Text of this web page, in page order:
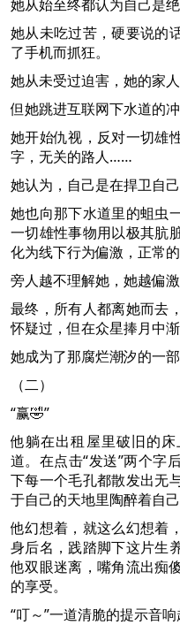
她从始至终都认为自己是绝
她从未吃过苦，硬要说的
了手机而抓狂。
她从未受过迫害，她的家人
但她跳进互联网下水道的冲
她开始仇视，反对一切雄
字，无关的路人……
她认为，自己是在捍卫自己
她也向那下水道里的蛆虫
一切雄性事物用以极其肮
化为线下行为偏激，正常
旁人越不理解她，她越偏激
最终，所有人都离她而去
怀疑过，但在众星捧月中渐
她成为了那腐烂潮汐的一部
（二）
“赢🤣”
他躺在出租屋里破旧的
道。在点击“发送”两个字
下每一个毛孔都散发出无
于自己的天地里陶醉着自己
他幻想着，就这么幻想着
身后名，践踏脚下这片生
他双眼迷离，嘴角流出痴
的享受。
“叮～”一道清脆的提示音响